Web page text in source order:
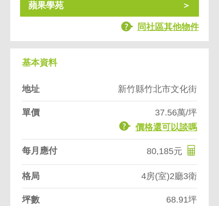
蘋果學苑
同社區其他物件
基本資料
地址 新竹縣竹北市文化街
單價
37.56萬/坪
價格還可以談嗎
每月應付 80,185元
格局 4房(室)2廳3衛
坪數 68.91坪